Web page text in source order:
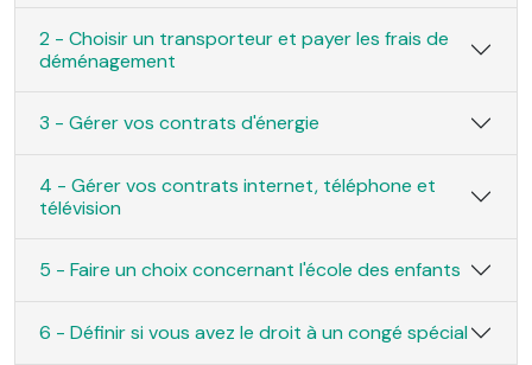
2 - Choisir un transporteur et payer les frais de
déménagement
3 - Gérer vos contrats d'énergie
4 - Gérer vos contrats internet, téléphone et
télévision
5 - Faire un choix concernant l'école des enfants
6 - Définir si vous avez le droit à un congé spécial